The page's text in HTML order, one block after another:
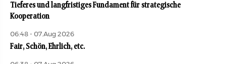
Tieferes und langfristiges Fundament für strategische
Kooperation
06:48 - 07.Aug 2026
Fair, Schön, Ehrlich, etc.